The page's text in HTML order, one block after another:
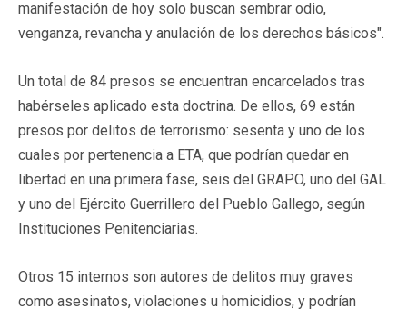
manifestación de hoy solo buscan sembrar odio,
venganza, revancha y anulación de los derechos básicos".
Un total de 84 presos se encuentran encarcelados tras
habérseles aplicado esta doctrina. De ellos, 69 están
presos por delitos de terrorismo: sesenta y uno de los
cuales por pertenencia a ETA, que podrían quedar en
libertad en una primera fase, seis del GRAPO, uno del GAL
y uno del Ejército Guerrillero del Pueblo Gallego, según
Instituciones Penitenciarias.
Otros 15 internos son autores de delitos muy graves
como asesinatos, violaciones u homicidios, y podrían